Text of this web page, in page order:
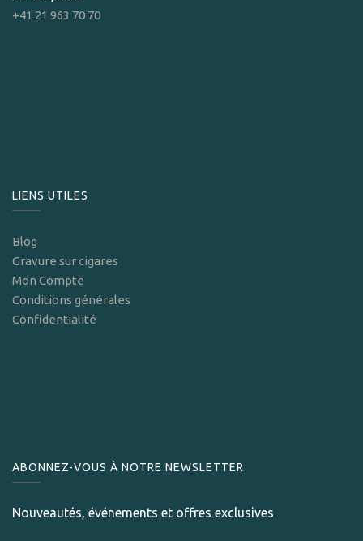
+41 21 963 70 70
LIENS UTILES
Blog
Gravure sur cigares
Mon Compte
Conditions générales
Confidentialité
ABONNEZ-VOUS À NOTRE NEWSLETTER
Nouveautés, événements et offres exclusives